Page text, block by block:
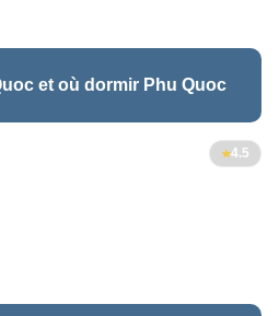
et où dormir Phu Quoc
4.5